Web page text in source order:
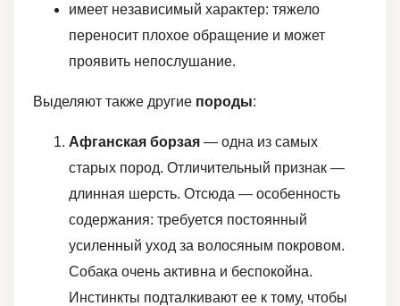
имеет независимый характер: тяжело
переносит плохое обращение и может
проявить непослушание.
Выделяют также другие породы:
Афганская борзая — одна из самых
старых пород. Отличительный признак —
длинная шерсть. Отсюда — особенность
содержания: требуется постоянный
усиленный уход за волосяным покровом.
Собака очень активна и беспокойна.
Инстинкты подталкивают ее к тому, чтобы